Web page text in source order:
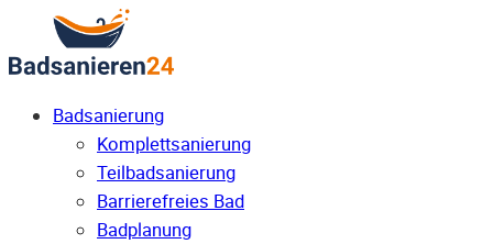
Badsanierung
Komplettsanierung
Teilbadsanierung
Barrierefreies Bad
Badplanung